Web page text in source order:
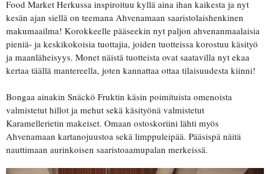
Food Market Herkussa inspiroituu kyllä aina ihan kaikesta ja nyt
kesän ajan siellä on teemana Ahvenamaan saaristolaishenkinen
makumaailma! Korokkeelle pääseekin nyt paljon ahvenanmaalaisia
pieniä- ja keskikokoisia tuottajia, joiden tuotteissa korostuu käsityö
ja maanläheisyys. Monet näistä tuotteista ovat saatavilla nyt ekaa
kertaa täällä mantereella, joten kannattaa ottaa tilaisuudesta kiinni!
Bongaa ainakin Snäckö Fruktin käsin poimituista omenoista
valmistetut hillot ja mehut sekä käsityönä valmistetut
Karamellerietin makeiset. Omaan ostoskoriini lähti myös
Ahvenamaan kartanojuustoa sekä limppuleipää. Pääsispä näitä
nauttimaan aurinkoisen saaristoaamupalan merkeissä.